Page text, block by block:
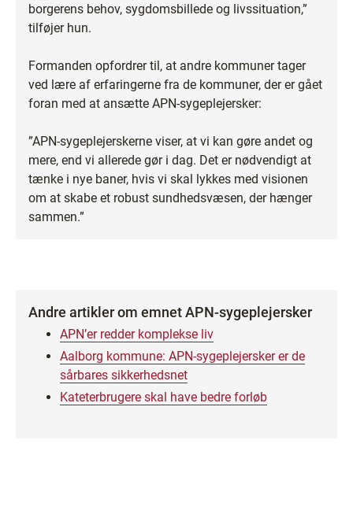
borgerens behov, sygdomsbillede og livssituation,”
tilføjer hun.
Formanden opfordrer til, at andre kommuner tager
ved lære af erfaringerne fra de kommuner, der er gået
foran med at ansætte APN-sygeplejersker:
”APN-sygeplejerskerne viser, at vi kan gøre andet og
mere, end vi allerede gør i dag. Det er nødvendigt at
tænke i nye baner, hvis vi skal lykkes med visionen
om at skabe et robust sundhedsvæsen, der hænger
sammen.”
Andre artikler om emnet APN-sygeplejersker
APN’er redder komplekse liv
Aalborg kommune: APN-sygeplejersker er de
sårbares sikkerhedsnet
Kateterbrugere skal have bedre forløb